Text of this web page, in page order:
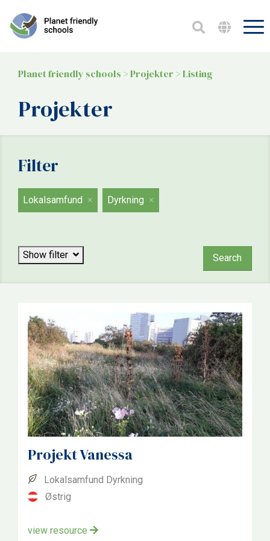
Planet friendly schools >Projekter >Listing
Projekter
Filter
Lokalsamfund Dyrkning
Focus
Skole
Nationalt
Topic
Mad
Dyrkning
Miljø
Country
Østrig
Show filter
Projekt Vanessa
Lokalsamfund Dyrkning
Østrig
view resource